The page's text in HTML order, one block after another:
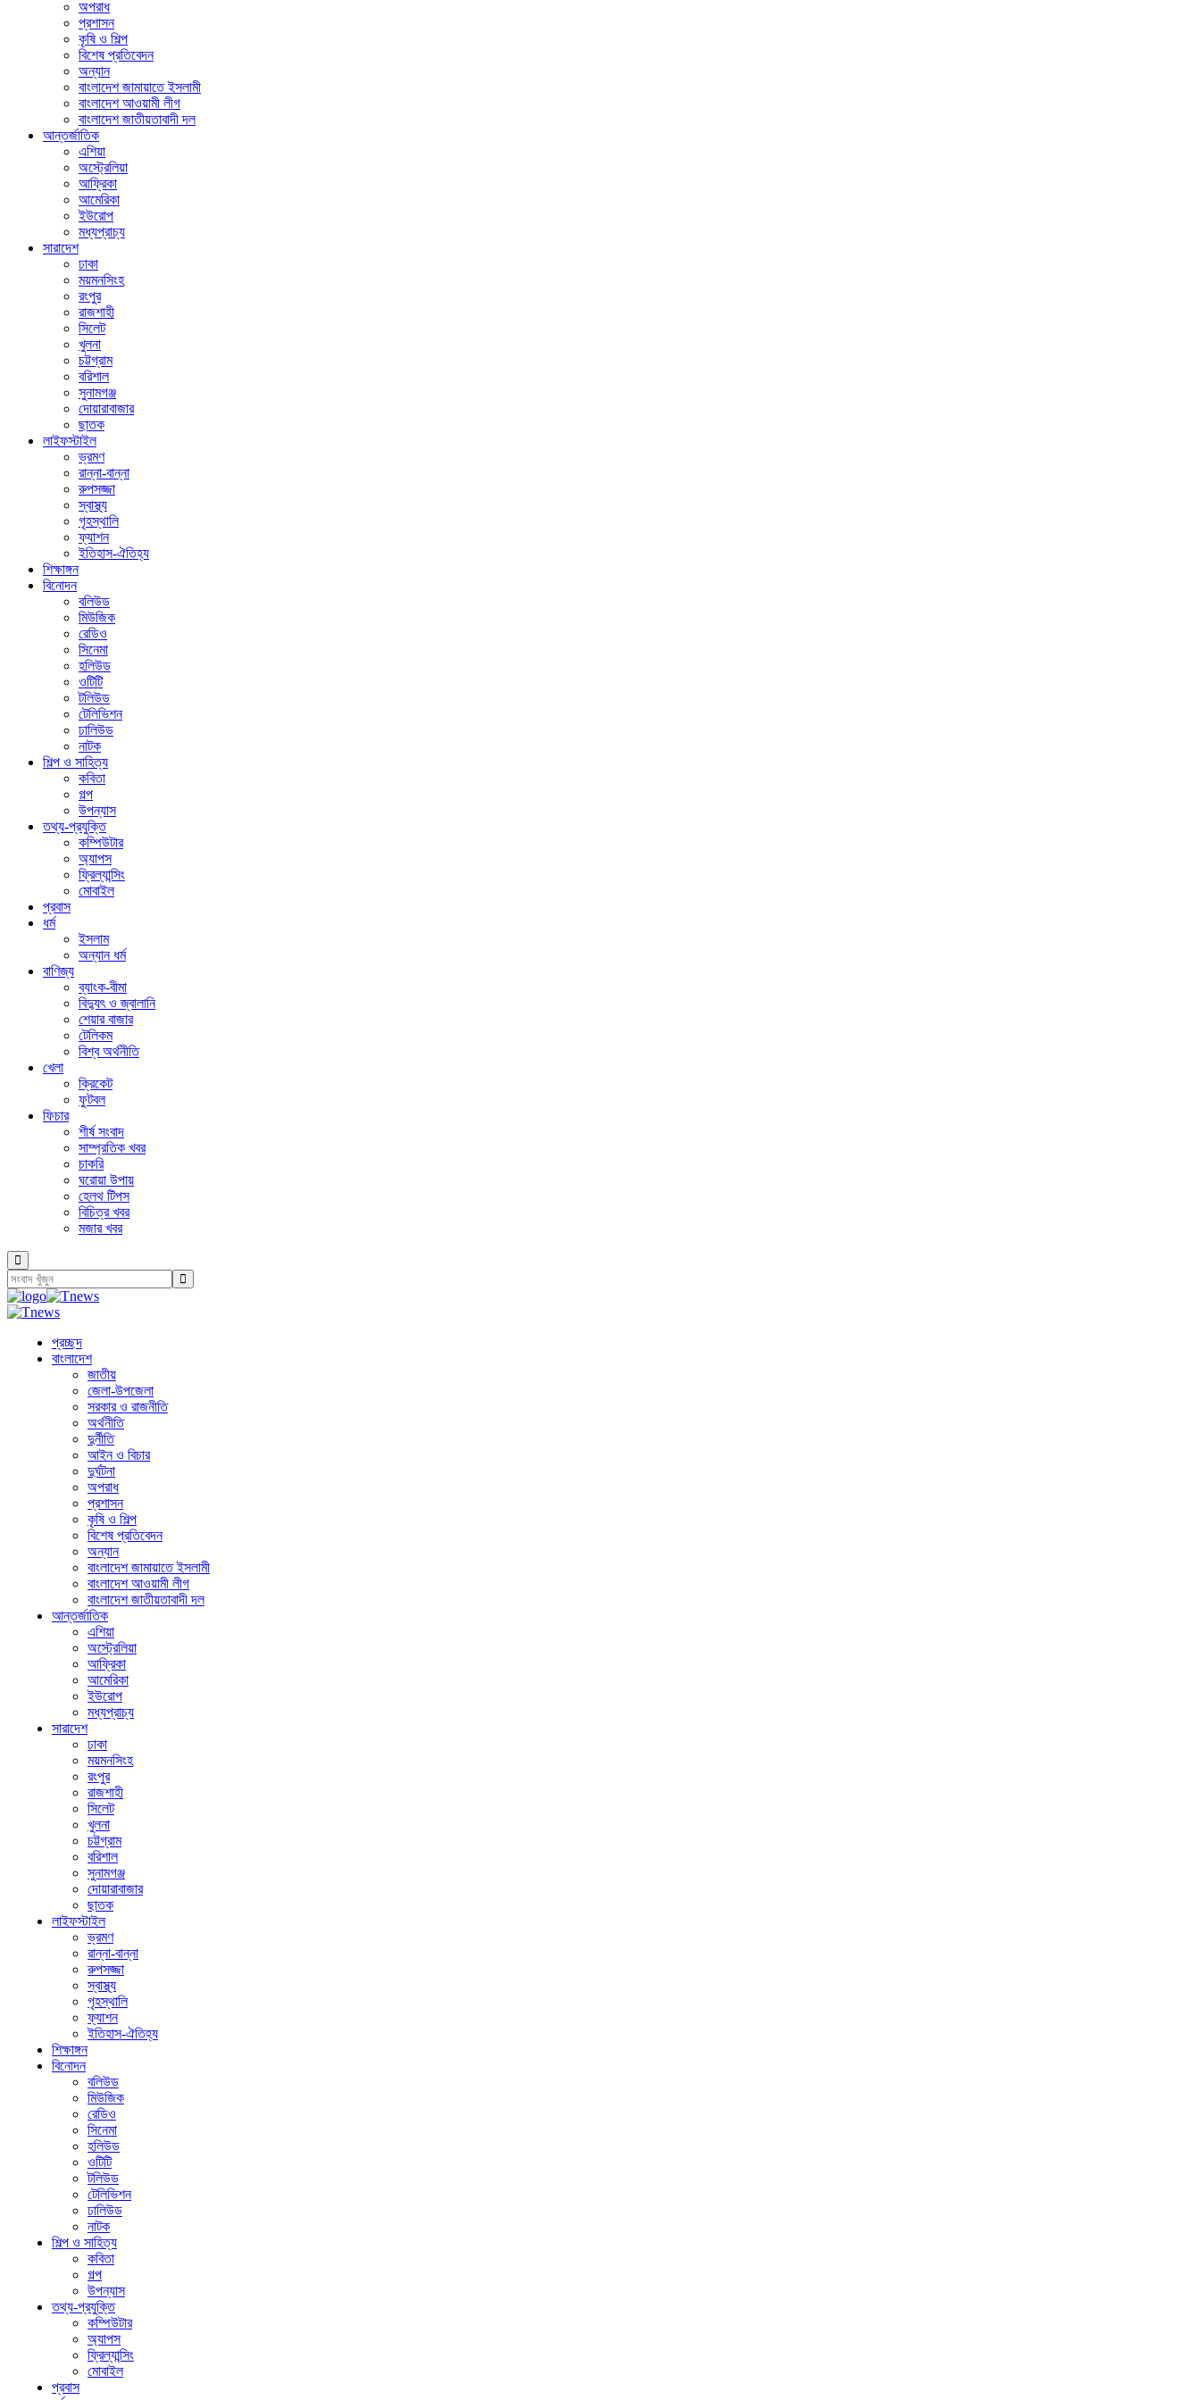
অপরাধ
প্রশাসন
কৃষি ও শিল্প
বিশেষ প্রতিবেদন
অন্যান
বাংলাদেশ জামায়াতে ইসলামী
বাংলাদেশ আওয়ামী লীগ
বাংলাদেশ জাতীয়তাবাদী দল
আন্তর্জাতিক
এশিয়া
অস্ট্রেলিয়া
আফ্রিকা
আমেরিকা
ইউরোপ
মধ্যপ্রাচ্য
সারাদেশ
ঢাকা
ময়মনসিংহ
রংপুর
রাজশাহী
সিলেট
খুলনা
চট্টগ্রাম
বরিশাল
সুনামগঞ্জ
দোয়ারাবাজার
ছাতক
লাইফস্টাইল
ভ্রমণ
রান্না-বান্না
রুপসজ্জা
স্বাস্থ্য
গৃহস্থালি
ফ্যাশন
ইতিহাস-ঐতিহ্য
শিক্ষাঙ্গন
বিনোদন
বলিউড
মিউজিক
রেডিও
সিনেমা
হলিউড
ওটিটি
টলিউড
টেলিভিশন
ঢালিউড
নাটক
শিল্প ও সাহিত্য
কবিতা
গল্প
উপন্যাস
তথ্য-প্রযুক্তি
কম্পিউটার
অ্যাপস
ফ্রিল্যান্সিং
মোবাইল
প্রবাস
ধর্ম
ইসলাম
অন্যান ধর্ম
বাণিজ্য
ব্যাংক-বীমা
বিদ্যুৎ ও জ্বালানি
শেয়ার বাজার
টেলিকম
বিশ্ব অর্থনীতি
খেলা
ক্রিকেট
ফুটবল
ফিচার
শীর্ষ সংবাদ
সাম্প্রতিক খবর
চাকরি
ঘরোয়া উপায়
হেলথ টিপস
বিচিত্র খবর
মজার খবর
প্রচ্ছদ
বাংলাদেশ
জাতীয়
জেলা-উপজেলা
সরকার ও রাজনীতি
অর্থনীতি
দুর্নীতি
আইন ও বিচার
দুর্ঘটনা
অপরাধ
প্রশাসন
কৃষি ও শিল্প
বিশেষ প্রতিবেদন
অন্যান
বাংলাদেশ জামায়াতে ইসলামী
বাংলাদেশ আওয়ামী লীগ
বাংলাদেশ জাতীয়তাবাদী দল
আন্তর্জাতিক
এশিয়া
অস্ট্রেলিয়া
আফ্রিকা
আমেরিকা
ইউরোপ
মধ্যপ্রাচ্য
সারাদেশ
ঢাকা
ময়মনসিংহ
রংপুর
রাজশাহী
সিলেট
খুলনা
চট্টগ্রাম
বরিশাল
সুনামগঞ্জ
দোয়ারাবাজার
ছাতক
লাইফস্টাইল
ভ্রমণ
রান্না-বান্না
রুপসজ্জা
স্বাস্থ্য
গৃহস্থালি
ফ্যাশন
ইতিহাস-ঐতিহ্য
শিক্ষাঙ্গন
বিনোদন
বলিউড
মিউজিক
রেডিও
সিনেমা
হলিউড
ওটিটি
টলিউড
টেলিভিশন
ঢালিউড
নাটক
শিল্প ও সাহিত্য
কবিতা
গল্প
উপন্যাস
তথ্য-প্রযুক্তি
কম্পিউটার
অ্যাপস
ফ্রিল্যান্সিং
মোবাইল
প্রবাস